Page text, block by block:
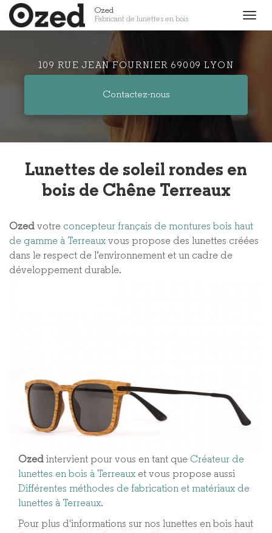
Aller
au
Ozed
Fabricant de lunettes en bois
109 RUE JEAN FOURNIER 69009 LYON
Contactez-nous
Lunettes de soleil rondes en
bois de Chêne Terreaux
Ozed votre concepteur français de montures bois haut
de gamme à Terreaux vous propose des lunettes créées
dans le respect de l’environnement et un cadre de
développement durable.
Ozed intervient pour vous en tant que Créateur de
lunettes en bois à Terreaux et vous propose aussi
Différentes méthodes de fabrication et matériaux de
lunettes à Terreaux​.
Pour plus d'informations sur nos lunettes en bois haut